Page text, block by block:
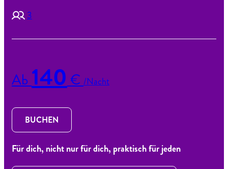
3
Ab140€ /Nacht
BUCHEN
Für dich, nicht nur für dich, praktisch für jeden